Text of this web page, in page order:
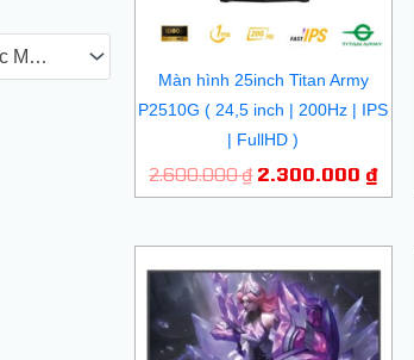
Bất kỳ Kích Thước Màn Hình
Màn hình 25inch Titan Army
P2510G ( 24,5 inch | 200Hz | IPS
| FullHD )
2.600.000₫ 2.300.000 ₫
gốc
là:
2.750.000 ₫.là: